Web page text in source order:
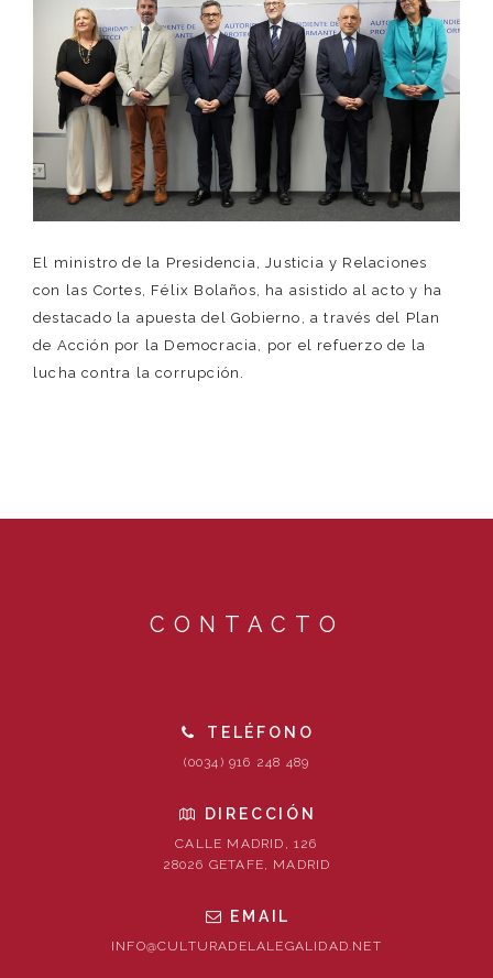
El ministro de la Presidencia, Justicia y Relaciones
con las Cortes, Félix Bolaños, ha asistido al acto y ha
destacado la apuesta del Gobierno, a través del Plan
de Acción por la Democracia, por el refuerzo de la
lucha contra la corrupción.
CONTACTO
TELÉFONO
(0034) 916 248 489
DIRECCIÓN
CALLE MADRID, 126
28026 GETAFE, MADRID
EMAIL
INFO@CULTURADELALEGALIDAD.NET